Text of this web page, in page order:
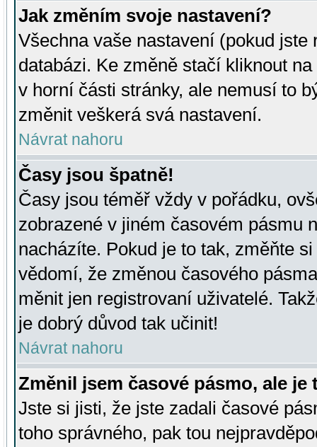
Jak změním svoje nastavení?
Všechna vaše nastavení (pokud
databázi. Ke změně stačí kliknout
v horní části stránky, ale nemusí to
změnit veškerá svá nastavení.
Návrat nahoru
Časy jsou špatně!
Časy jsou téměř vždy v pořádku,
zobrazené v jiném časovém pásmu
nacházíte. Pokud je to tak, změňte
vědomí, že změnou časového
měnit jen registrovaní uživatelé.
je dobrý důvod tak učinit!
Návrat nahoru
Změnil jsem časové pásmo, ale je
Jste si jisti, že jste zadali časové
toho správného, pak tou